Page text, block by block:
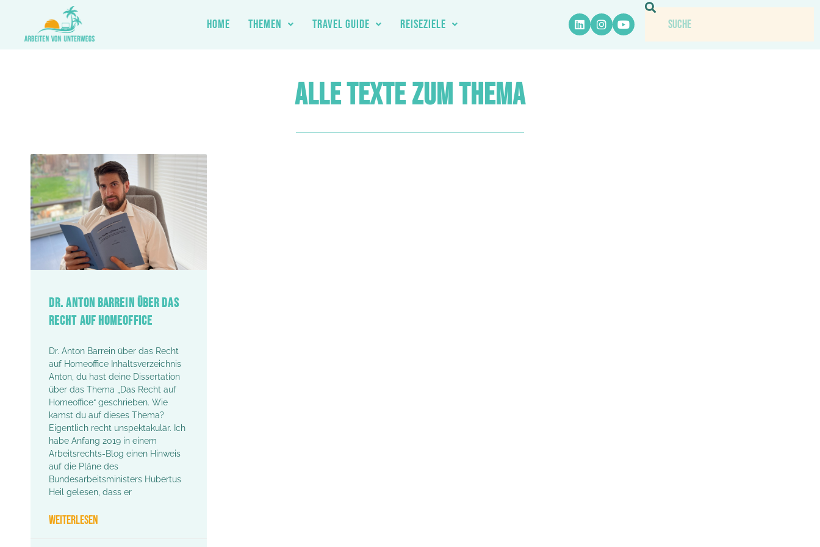
Inhalt
HOME THEMEN TRAVEL GUIDE REISEZIELE
ALLE TEXTE ZUM THEMA
DR. ANTON BARREIN ÜBER DAS
RECHT AUF HOMEOFFICE
Dr. Anton Barrein über das Recht
auf Homeoffice Inhaltsverzeichnis
Anton, du hast deine Dissertation
über das Thema „Das Recht auf
Homeoffice“ geschrieben. Wie
kamst du auf dieses Thema?
Eigentlich recht unspektakulär. Ich
habe Anfang 2019 in einem
Arbeitsrechts-Blog einen Hinweis
auf die Pläne des
Bundesarbeitsministers Hubertus
Heil gelesen, dass er
WEITERLESEN